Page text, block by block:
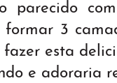
parecido
3
esta
e adoraria